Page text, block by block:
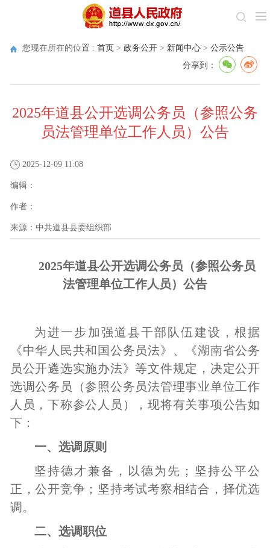
您现在所在的位置 : 首页 > 政务公开 > 新闻中心 > 公示公告
分享到：
2025年道县公开选调公务员（参照公务
员法管理单位工作人员）公告
2025-12-09 11:08
编辑：
作者：
来源： 中共道县县委组织部
2025年道县公开选调公务员（参照公务员
法管理单位工作人员）公告
为进一步加强道县干部队伍建设，根据
《中华人民共和国公务员法》、《湖南省公务
员公开遴选实施办法》等文件规定，决定公开
选调公务员
（参照公务员法管理事业单位工作
人员，下称参公人员），现将有关事项公告如
下：
一、选调原则
坚持德才兼备，以德为先；坚持公平公
正，公开竞争；坚持考试考察相结合，择优选
调。
二、选调职位